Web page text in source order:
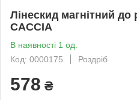
Лінескид магнітний
СACCIA
В наявності 1 од.
Код: 0000175
Роздріб
578 ₴